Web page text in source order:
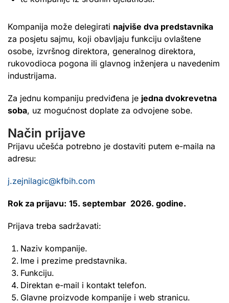
Kompanija može delegirati najviše dva predstavnika
za posjetu sajmu, koji obavljaju funkciju ovlaštene
osobe, izvršnog direktora, generalnog direktora,
rukovodioca pogona ili glavnog inženjera u navedenim
industrijama.
Za jednu kompaniju predviđena je jedna dvokrevetna
soba, uz mogućnost doplate za odvojene sobe.
Način prijave
Prijavu učešća potrebno je dostaviti putem e-maila na
adresu:
j.zejnilagic@kfbih.com
Rok za prijavu: 15. septembar 2026. godine.
Prijava treba sadržavati:
Naziv kompanije.
Ime i prezime predstavnika.
Funkciju.
Direktan e-mail i kontakt telefon.
Glavne proizvode kompanije i web stranicu.